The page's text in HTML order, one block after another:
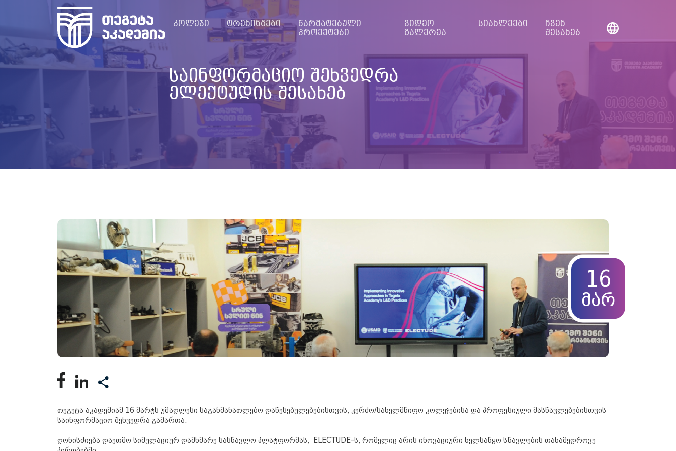
კოლეჯი ტრენინგები
წარმატებული
პროექტები
ვიდეო
გალერეა
სიახლეები
ჩვენ
შესახებ
საინფორმაციო შეხვედრა
ელექტუდის შესახებ
16
მარ
თეგეტა აკადემიამ 16 მარტს უმაღლესი საგანმანათლებო დაწესებულებებისთვის, კერძო/სახელმწიფო კოლეჯებისა და პროფესიული მასწავლებებისთვის
საინფორმაციო შეხვედრა გამართა.
ღონისძიება დაეთმო სიმულაციურ დამხმარე სასწავლო პლატფორმას, ELECTUDE-ს, რომელიც არის ინოვაციური ხელსაწყო სწავლების თანამედროვე